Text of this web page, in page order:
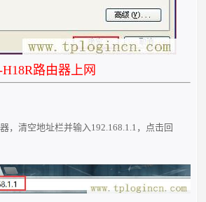
路由器上网
，清空地址栏并输入192.168.1.1，点击回